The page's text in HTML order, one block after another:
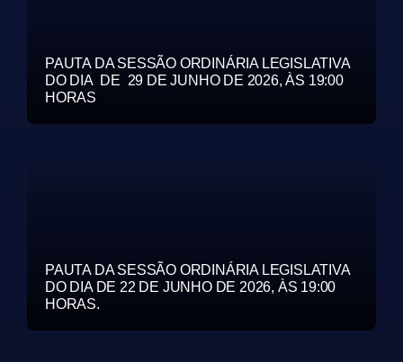
PAUTA DA SESSÃO ORDINÁRIA LEGISLATIVA
DO DIA DE 29 DE JUNHO DE 2026, ÀS 19:00
HORAS
PAUTA DA SESSÃO ORDINÁRIA LEGISLATIVA
DO DIA DE 22 DE JUNHO DE 2026, ÀS 19:00
HORAS.